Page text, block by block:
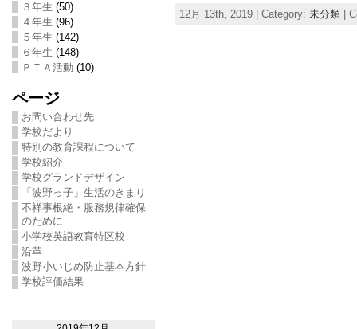
３年生 (50)
４年生 (96)
５年生 (142)
６年生 (148)
ＰＴＡ活動 (10)
ページ
お問い合わせ先
学校だより
特別の教育課程について
学校紹介
学校グランドデザイン
「波野っ子」生活のきまり
不祥事根絶・服務規律確保
のために
小学校英語教育特区校
沿革
波野小いじめ防止基本方針
学校評価結果
12月 13th, 2019 | Category: 未分類|